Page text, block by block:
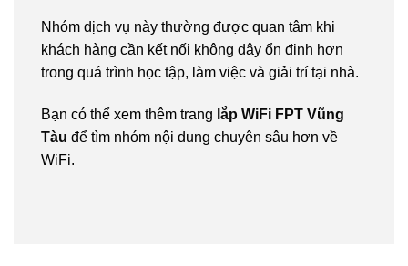
Nhóm dịch vụ này thường được quan tâm khi
khách hàng cần kết nối không dây ổn định hơn
trong quá trình học tập, làm việc và giải trí tại nhà.
Bạn có thể xem thêm trang lắp WiFi FPT Vũng
Tàu để tìm nhóm nội dung chuyên sâu hơn về
WiFi.